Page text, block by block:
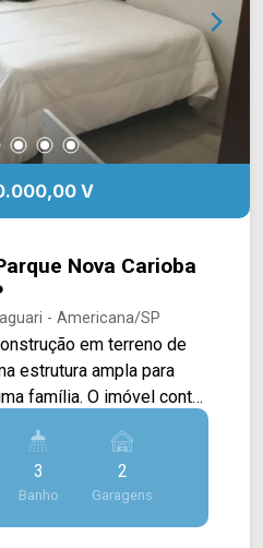
V
Nova Carioba
- Americana/SP
em terreno de
estrutura ampla para
família. O imóvel conta
e espaço
possibilidades de
de garagem
informados estão
3
Banho
2
Garagens